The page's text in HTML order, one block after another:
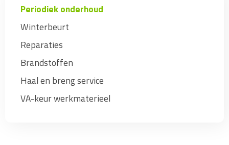
Periodiek onderhoud
Winterbeurt
Reparaties
Brandstoffen
Haal en breng service
VA-keur werkmaterieel